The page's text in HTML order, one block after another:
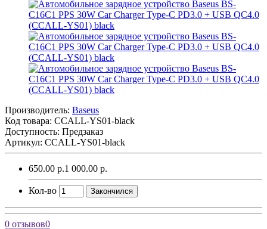
Производитель: Baseus
Код товара: CCALL-YS01-black
Доступность: Предзаказ
Артикул: CCALL-YS01-black
650.00 р.1 000.00 р.
Кол-во Закончился
0 отзывов0